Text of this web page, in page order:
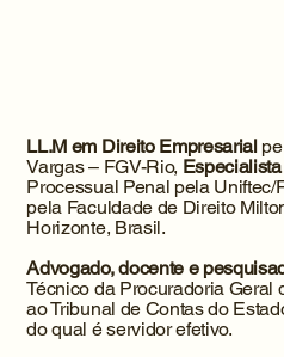
LL.M em Direito Empresarial
Vargas – FGV-Rio, Especialista
Processual Penal pela
pela Faculdade de Direito
Horizonte, Brasil.
Advogado, docente e
Técnico da Procuradoria Geral
ao Tribunal de Contas do
do qual é servidor efetivo.